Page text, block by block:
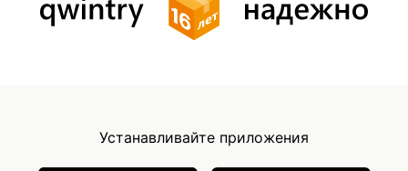
Устанавливайте приложения